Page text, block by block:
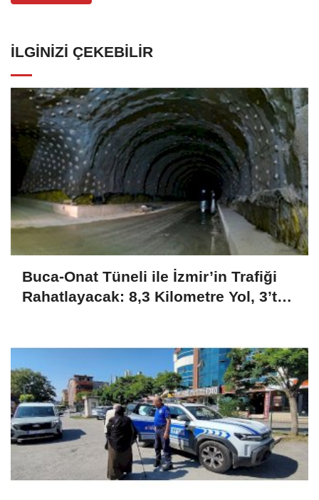
İLGINIZI ÇEKEBILIR
Buca-Onat Tüneli ile İzmir’in Trafiği
Rahatlayacak: 8,3 Kilometre Yol, 3’te